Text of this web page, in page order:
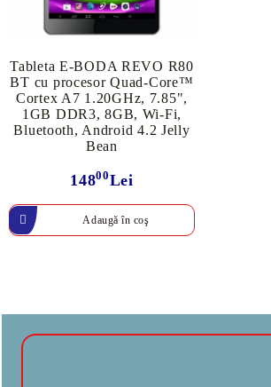
Tableta E-BODA REVO R80
BT cu procesor Quad-Core™
Cortex A7 1.20GHz, 7.85",
1GB DDR3, 8GB, Wi-Fi,
Bluetooth, Android 4.2 Jelly
Bean
14800Lei